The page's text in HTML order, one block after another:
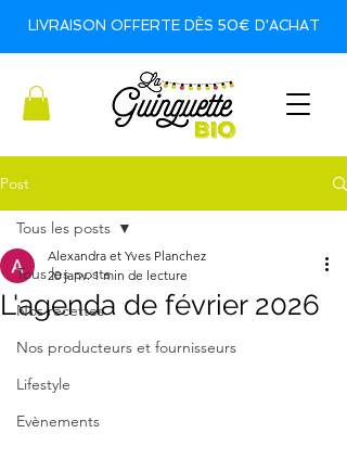
LIVRAISON OFFERTE DÈS 50€ D'ACHAT
Post
Tous les posts
Nos recettes
Nos producteurs et fournisseurs
Lifestyle
Evènements
Tous les posts
L'agenda de février 2026
Alexandra et Yves Planchez
20 janv. 1 min de lecture